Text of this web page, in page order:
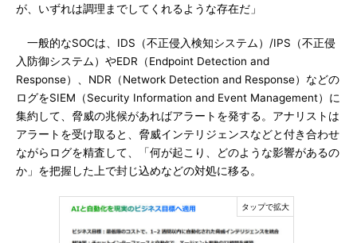
が、いずれは調理までしてくれるような存在だ」
一般的なSOCは、IDS（不正侵入検知システム）/IPS（不正侵
入防御システム）やEDR（Endpoint Detection and
Response）、NDR（Network Detection and Response）などの
ログをSIEM（Security Information and Event Management）に
集約して、脅威の兆候があればアラートを発する。アナリストは
アラートを受け取ると、脅威インテリジェンスなどと付き合わせ
ながらログを精査して、「何が起こり、どのような影響があるの
か」を把握した上で封じ込めなどの対処に移る。